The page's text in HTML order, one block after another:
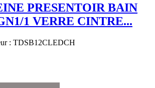
PRESENTOIR BAIN
1 VERRE CINTRE...
: TDSB12CLEDCH